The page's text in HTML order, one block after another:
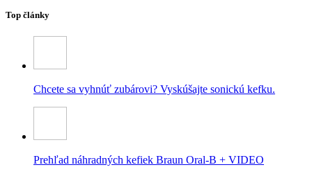
Top články
Chcete sa vyhnúť zubárovi? Vyskúšajte sonickú kefku.
Prehľad náhradných kefiek Braun Oral-B + VIDEO